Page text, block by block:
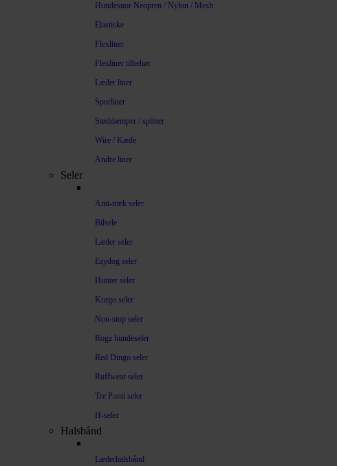
Hundesnor Neopren / Nylon / Mesh
Elastiske
Flexliner
Flexliner tilbehør
Læder liner
Sporliner
Støddæmper / splitter
Wire / Kæde
Andre liner
Seler
Anti-træk seler
Bilsele
Læder seler
Ezydog seler
Hunter seler
Kurgo seler
Non-stop seler
Rogz hundeseler
Red Dingo seler
Ruffwear seler
Tre Ponti seler
H-seler
Halsbånd
Læderhalsbånd